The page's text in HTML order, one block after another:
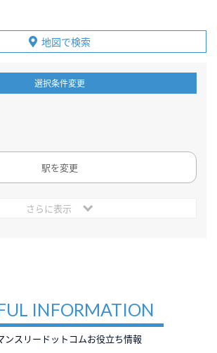
地図で検索
選択条件変更
駅を変更
さらに表示
INFORMATION
ンスリードットコムお役立ち情報